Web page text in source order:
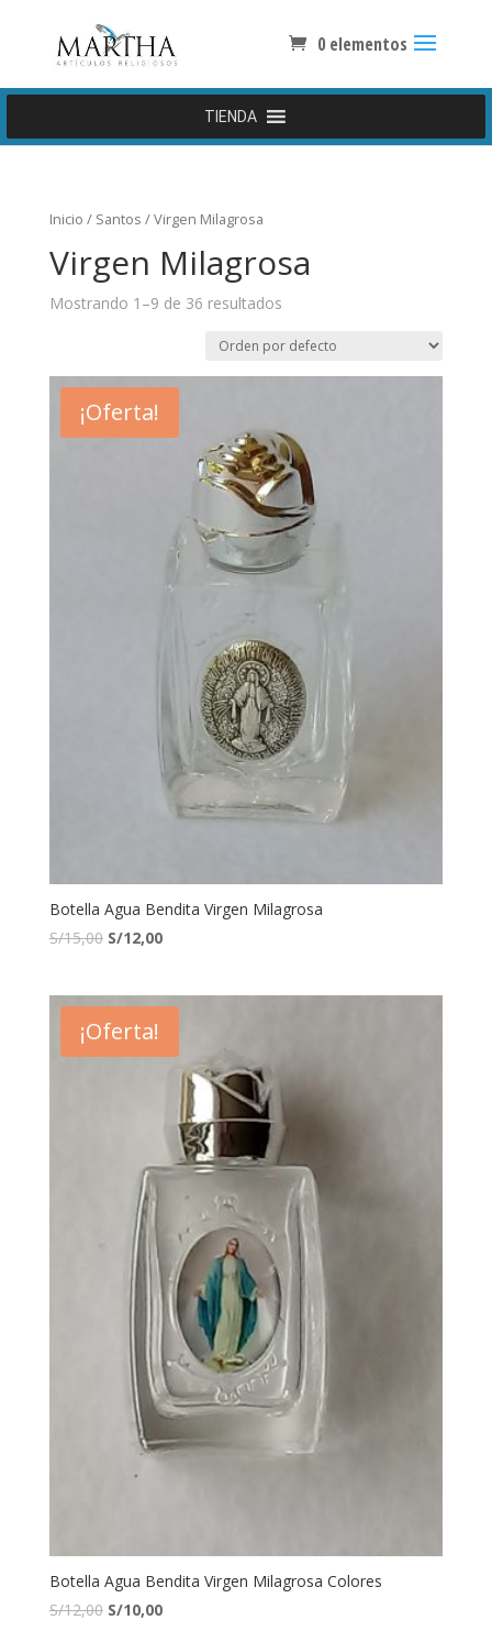
0 elementos
TIENDA
Inicio / Santos / Virgen Milagrosa
Virgen Milagrosa
Mostrando 1–9 de 36 resultados
¡Oferta!
Botella Agua Bendita Virgen Milagrosa
S/15,00 S/12,00
¡Oferta!
Botella Agua Bendita Virgen Milagrosa Colores
S/12,00 S/10,00